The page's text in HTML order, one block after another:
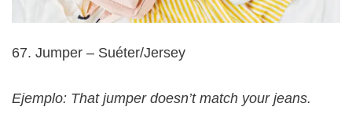
67. Jumper – Suéter/Jersey
Ejemplo: That jumper doesn’t match your jeans.